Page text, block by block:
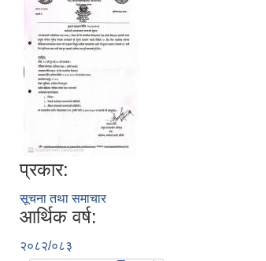
प्रकार:
सूचना तथा समाचार
आर्थिक वर्ष:
२०८२/०८३